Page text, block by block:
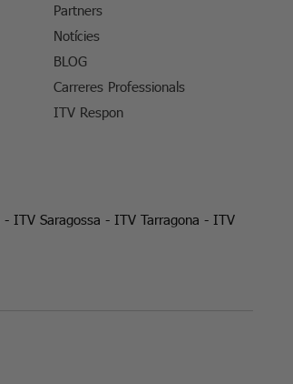
Partners
Notícies
BLOG
Carreres Professionals
ITV Respon
- ITV Saragossa - ITV Tarragona - ITV